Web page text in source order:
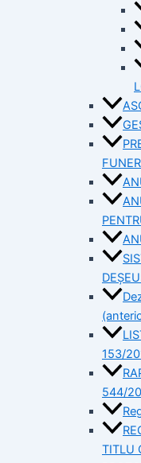
153/
544/
TITLU